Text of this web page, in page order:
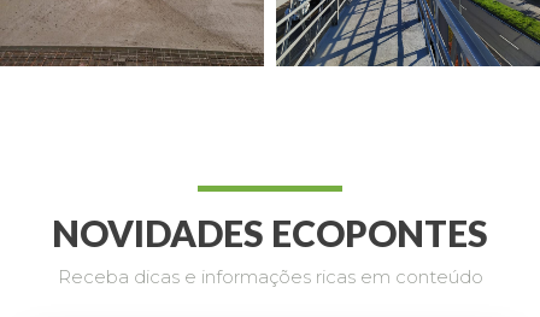
NOVIDADES ECOPONTES
Receba dicas e informações ricas em conteúdo